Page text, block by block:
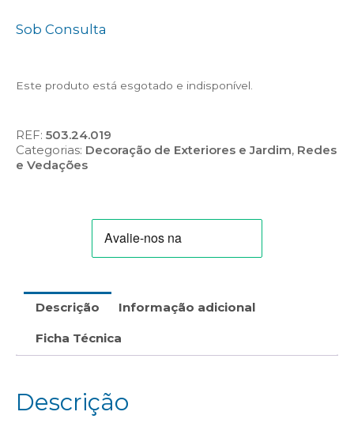
Sob Consulta
Este produto está esgotado e indisponível.
REF: 503.24.019
Categorias: Decoração de Exteriores e Jardim, Redes
e Vedações
Descrição Informação adicional
Ficha Técnica
Descrição